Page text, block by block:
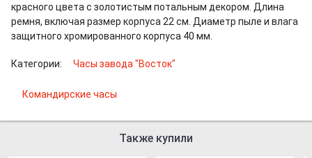
красного цвета с золотистым потальным декором. Длина
ремня, включая размер корпуса 22 см. Диаметр пыле и влага
защитного хромированного корпуса 40 мм.
Категории: Часы завода "Восток"
Командирские часы
Также купили